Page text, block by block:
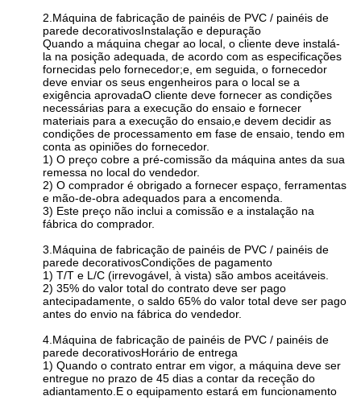
2.Máquina de fabricação de painéis de PVC / painéis de
parede decorativosInstalação e depuração
Quando a máquina chegar ao local, o cliente deve instalá-
la na posição adequada, de acordo com as especificações
fornecidas pelo fornecedor;e, em seguida, o fornecedor
deve enviar os seus engenheiros para o local se a
exigência aprovadaO cliente deve fornecer as condições
necessárias para a execução do ensaio e fornecer
materiais para a execução do ensaio,e devem decidir as
condições de processamento em fase de ensaio, tendo em
conta as opiniões do fornecedor.
1) O preço cobre a pré-comissão da máquina antes da sua
remessa no local do vendedor.
2) O comprador é obrigado a fornecer espaço, ferramentas
e mão-de-obra adequados para a encomenda.
3) Este preço não inclui a comis­são e a instalação na
fábrica do comprador.
3.Máquina de fabricação de painéis de PVC / painéis de
parede decorativosCondições de pagamento
1) T/T e L/C (irrevogável, à vista) são ambos aceitáveis.
2) 35% do valor total do contrato deve ser pago
antecipadamente, o saldo 65% do valor total deve ser pago
antes do envio na fábrica do vendedor.
4.Máquina de fabricação de painéis de PVC / painéis de
parede decorativosHorário de entrega
1) Quando o contrato entrar em vigor, a máquina deve ser
entregue no prazo de 45 dias a contar da receção do
adiantamento.E o equipamento estará em funcionamento